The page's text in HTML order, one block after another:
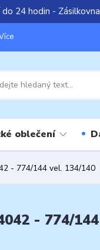
do 24 hodin -
oblečení
- 774/144 vel. 134/140
- 774/